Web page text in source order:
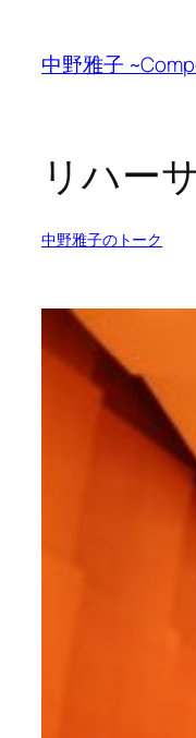
content
中野雅子
リハー
中野雅子のトーク